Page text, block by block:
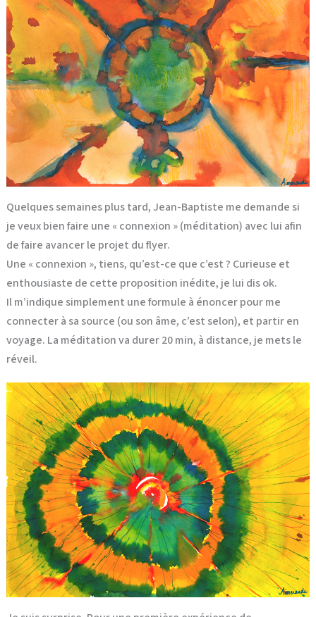
Quelques semaines plus tard, Jean-Baptiste me demande si
je veux bien faire une « connexion » (méditation) avec lui afin
de faire avancer le projet du flyer.
Une « connexion », tiens, qu’est-ce que c’est ? Curieuse et
enthousiaste de cette proposition inédite, je lui dis ok.
Il m’indique simplement une formule à énoncer pour me
connecter à sa source (ou son âme, c’est selon), et partir en
voyage. La méditation va durer 20 min, à distance, je mets le
réveil.